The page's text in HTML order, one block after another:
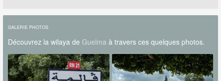
GALERIE PHOTOS
Découvrez la wilaya de Guelma à travers ces quelques photos.